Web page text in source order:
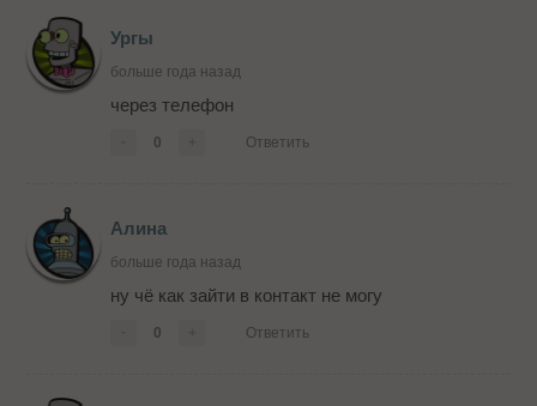
Ургы
больше года назад
через телефон
0 Ответить
Алина
больше года назад
ну чё как зайти в контакт не могу
0 Ответить